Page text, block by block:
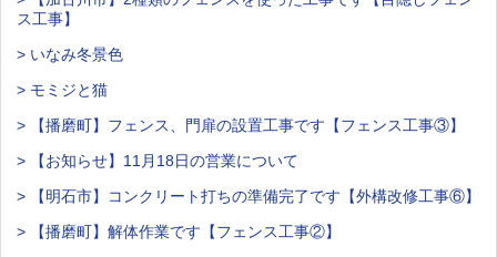
ス工事】
> いなみ冬景色
> モミジと猫
> 【播磨町】フェンス、門扉の設置工事です【フェンス工事③】
> 【お知らせ】11月18日の営業について
> 【明石市】コンクリート打ちの準備完了です【外構改修工事⑥】
> 【播磨町】解体作業です【フェンス工事②】